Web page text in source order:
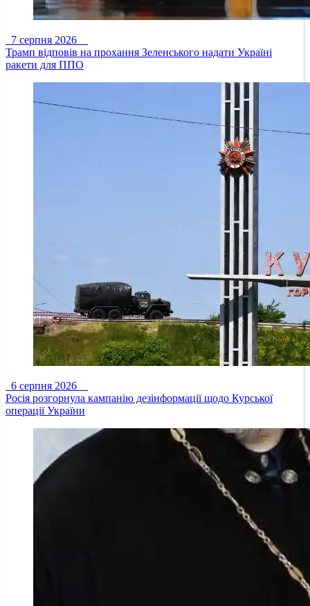
7 серпня 2026
Трамп відповів на прохання Зеленського надати Україні
ракети для ППО
6 серпня 2026
Росія розгорнула кампанію дезінформації щодо Курської
операції України